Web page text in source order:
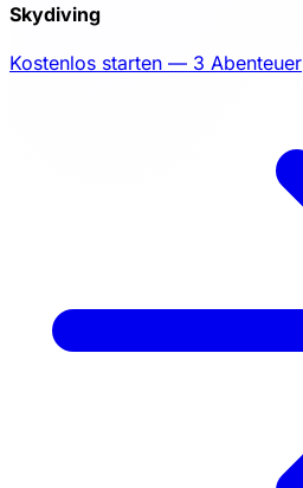
Skydiving
Kostenlos starten — 3 Abenteuer